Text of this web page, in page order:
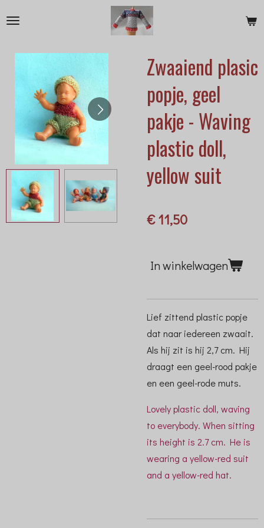
hoofdinhoud
Zwaaiend plasic
popje, geel
pakje - Waving
plastic doll,
yellow suit
€ 11,50
In winkelwagen
Lief zittend plastic popje
dat naar iedereen zwaait.
Als hij zit is hij 2,7 cm. Hij
draagt een geel-rood pakje
en een geel-rode muts.
Lovely plastic doll, waving
to everybody. When sitting
its height is 2.7 cm. He is
wearing a yellow-red suit
and a yellow-red hat.